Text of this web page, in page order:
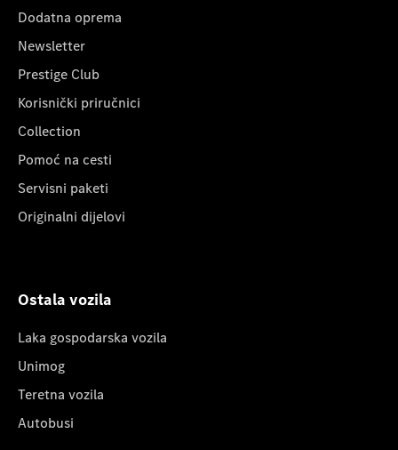
Dodatna oprema
Newsletter
Prestige Club
Korisnički priručnici
Collection
Pomoć na cesti
Servisni paketi
Originalni dijelovi
Ostala vozila
Laka gospodarska vozila
Unimog
Teretna vozila
Autobusi